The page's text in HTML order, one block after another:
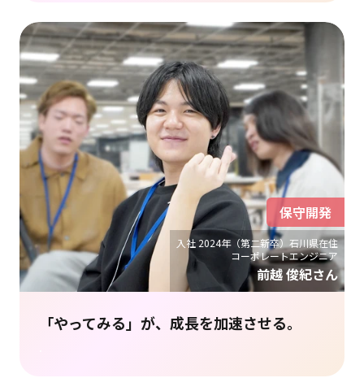
入社 2024年（第二新卒）石川県在住
コーポレートエンジニア
前越 俊紀さん
保守開発
「やってみる」が、成長を加速させる。